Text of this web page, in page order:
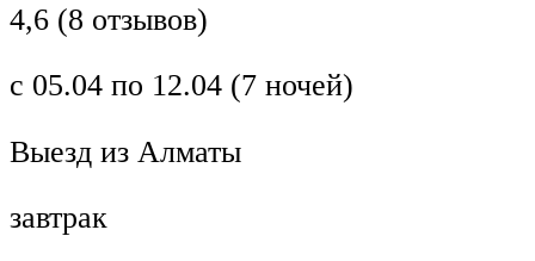
4,6 (8 отзывов)
с 05.04 по 12.04 (7 ночей)
Выезд из Алматы
завтрак